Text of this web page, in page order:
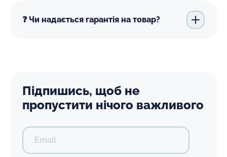
❓ Чи надається гарантія на товар?
Підпишись, щоб не
пропустити нічого важливого
Email